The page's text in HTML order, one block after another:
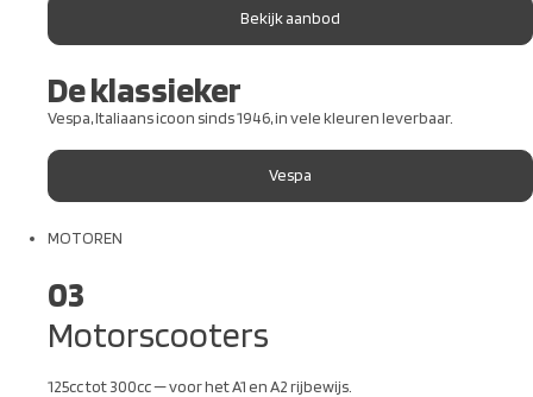
Bekijk aanbod
De klassieker
Vespa, Italiaans icoon sinds 1946, in vele kleuren leverbaar.
Vespa
MOTOREN
03
Motorscooters
125cc tot 300cc — voor het A1 en A2 rijbewijs.